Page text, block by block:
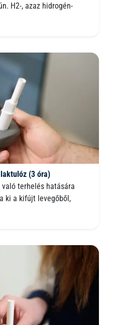
H2-, azaz hidrogén-
(3 óra)
terhelés hatására
ki a kifújt levegőből,